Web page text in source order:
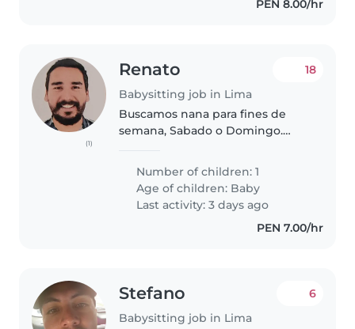
PEN 8.00/hr
(1)
Renato
Babysitting job in Lima
18
Buscamos nana para fines de
semana, Sabado o Domingo.
responsables y amigables.
buscamos una niñera con
experiencia, responsable y
honesta.
Number of children: 1
Age of children: Baby
Last activity: 3 days ago
PEN 7.00/hr
Stefano
Babysitting job in Lima
6